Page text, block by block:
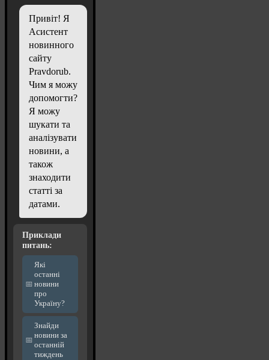
Привіт! Я
Асистент
новинного
сайту
Pravdorub.
Чим я можу
допомогти?
Я можу
шукати та
аналізувати
новини, а
також
знаходити
статті за
датами.
Приклади
питань:
Які
останні
новини
про
Україну?
Знайди
новини за
останній
тиждень